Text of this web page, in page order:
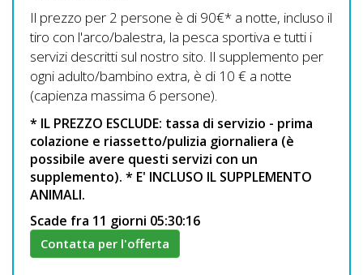
Accedi
Registrati
Il prezzo per 2 persone è di 90€* a notte, incluso il
tiro con l'arco/balestra, la pesca sportiva e tutti i
servizi descritti sul nostro sito. Il supplemento per
ogni adulto/bambino extra, è di 10 € a notte
(capienza massima 6 persone).
* IL PREZZO ESCLUDE: tassa di servizio - prima
colazione e riassetto/pulizia giornaliera (è
possibile avere questi servizi con un
supplemento). * E' INCLUSO IL SUPPLEMENTO
ANIMALI.
Scade fra 11 giorni 05:30:15
Contatta per l'offerta